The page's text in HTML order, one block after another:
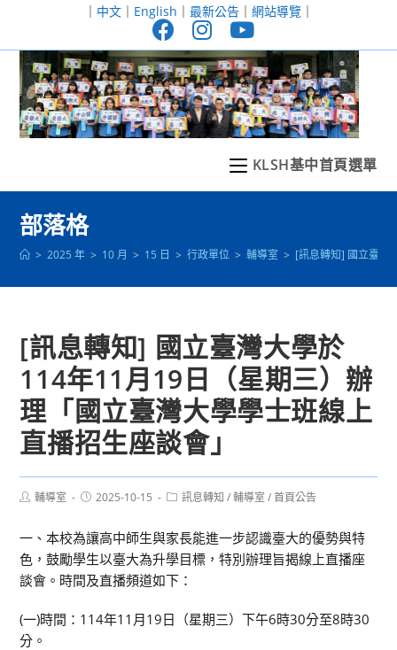
至
｜ 中文｜ English ｜ 最新公告｜ 網站導覽｜
KLSH基中首頁選單
部落格
> 2025 年 > 10 月 > 15 日 > 行政單位 > 輔導室 > [訊息轉知] 國立臺灣
[訊息轉知] 國立臺灣大學於
114年11月19日（星期三）辦
理「國立臺灣大學學士班線上
直播招生座談會」
Post輔導室
Post2025-10-15
Post訊息轉知 / 輔導室 / 首頁公告
一、本校為讓高中師生與家長能進一步認識臺大的優勢與特
色，鼓勵學生以臺大為升學目標，特別辦理旨揭線上直播座
談會。時間及直播頻道如下：
(一)時間：114年11月19日（星期三）下午6時30分至8時30
分。